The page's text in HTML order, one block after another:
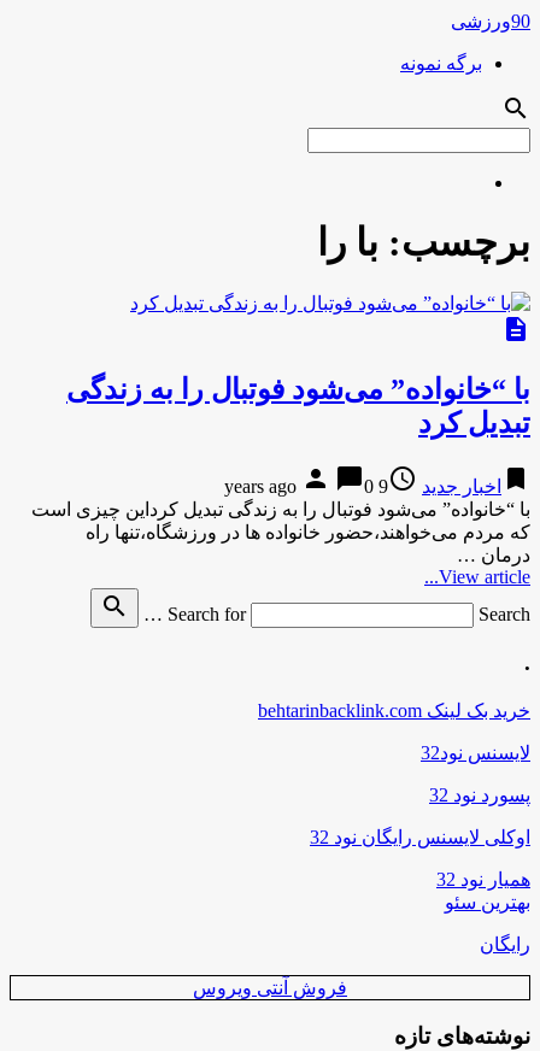
90ورزشی
برگه نمونه
search
برچسب: با را
description
با “خانواده” می‌شود فوتبال را به زندگی
تبدیل کرد
bookmark اخبار جدید access_time
9 years ago
person chat_bubble0
با “خانواده” می‌شود فوتبال را به زندگی تبدیل کرداین چیزی است
که مردم می‌خواهند،حضور خانواده ها در ورزشگاه،تنها راه
درمان …
View article...
Search for
Search …
search
.
خرید بک لینک behtarinbacklink.com
لایسنس نود32
پسورد نود 32
اوکلی لایسنس رایگان نود 32
همیار نود 32
بهترین سئو
رایگان
فروش آنتی ویروس
نوشته‌های تازه